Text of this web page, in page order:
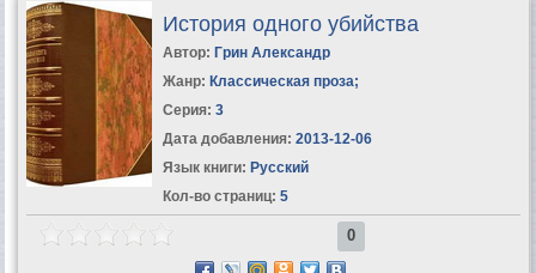
История одного убийства
Автор: Грин Александр
Жанр: Классическая проза;
Серия: 3
Дата добавления: 2013-12-06
Язык книги: Русский
Кол-во страниц: 5
0